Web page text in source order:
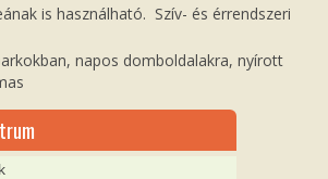
is használható. Szív- és érrendszeri
napos domboldalakra, nyírott